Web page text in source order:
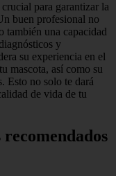
para garantizar la
buen profesional no
también una capacidad
y
su experiencia en el
mascota, así como su
Esto no solo te dará
de vida de tu